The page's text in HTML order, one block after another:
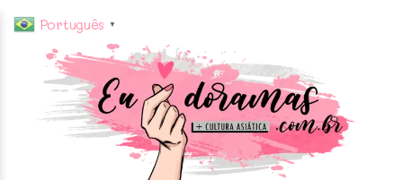
Português ▼